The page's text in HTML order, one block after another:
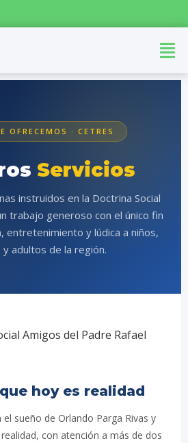
OFRECEMOS · CETRES
Servicios
instruidos en la Doctrina Social
trabajo generoso con el único fin
entretenimiento y lúdica a niños,
adultos de la región.
hoy es realidad
sueño de Orlando Parga Rivas y
con atención a más de dos